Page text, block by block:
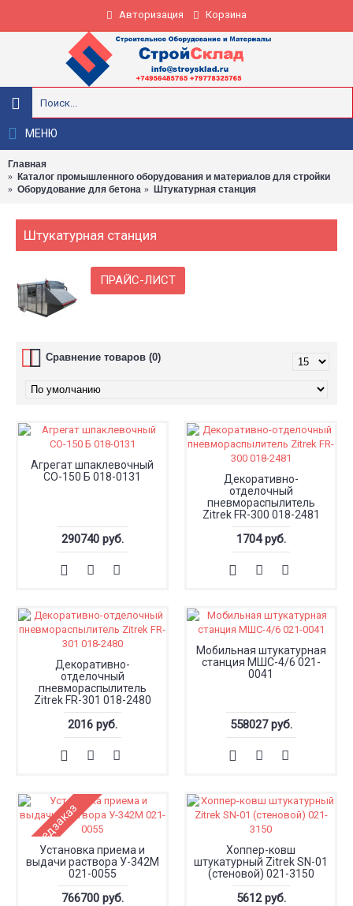
Авторизация Корзина
МЕНЮ
Главная
Каталог промышленного оборудования и материалов для стройки
Оборудование для бетона
Штукатурная станция
Штукатурная станция
ПРАЙС-ЛИСТ
Сравнение товаров (0)
Агрегат шпаклевочный
СО-150 Б 018-0131
290740 руб.
Декоративно-
отделочный
пневмораспылитель
Zitrek FR-300 018-2481
1704 руб.
Декоративно-
отделочный
пневмораспылитель
Zitrek FR-301 018-2480
2016 руб.
Мобильная штукатурная
станция МШС-4/6 021-
0041
558027 руб.
Предзаказ
Установка приема и
выдачи раствора У-342М
021-0055
766700 руб.
Хоппер-ковш
штукатурный Zitrek SN-01
(стеновой) 021-3150
5612 руб.